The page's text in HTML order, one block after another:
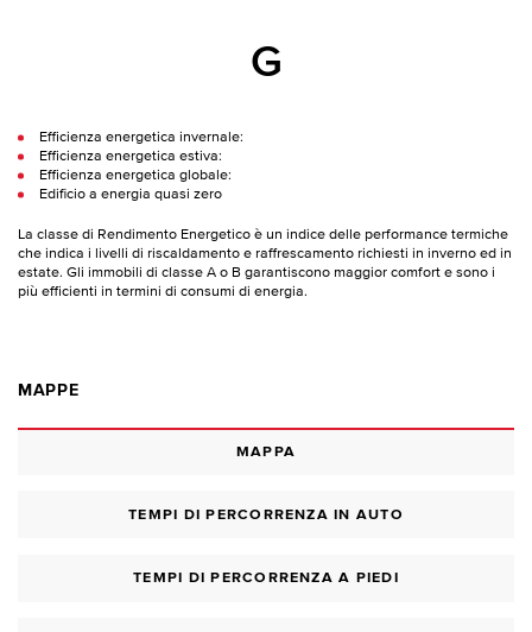
G
Efficienza energetica invernale:
Efficienza energetica estiva:
Efficienza energetica globale:
Edificio a energia quasi zero
La classe di Rendimento Energetico è un indice delle performance termiche
che indica i livelli di riscaldamento e raffrescamento richiesti in inverno ed in
estate. Gli immobili di classe A o B garantiscono maggior comfort e sono i
più efficienti in termini di consumi di energia.
MAPPE
MAPPA
TEMPI DI PERCORRENZA IN AUTO
TEMPI DI PERCORRENZA A PIEDI